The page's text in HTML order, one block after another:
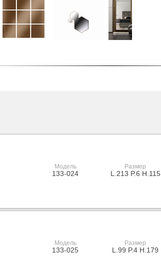
Модель
133-024
Размер
L.213 P.6 H.115
Модель
133-025
Размер
L.99 P.4 H.179